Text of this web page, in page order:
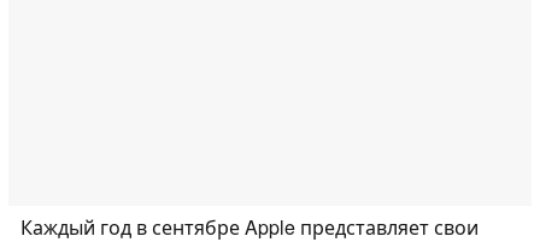
Каждый год в сентябре Apple представляет свои